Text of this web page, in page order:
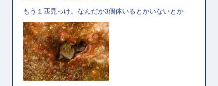
もう１匹見っけ。なんだか3個体いるとかいないとか